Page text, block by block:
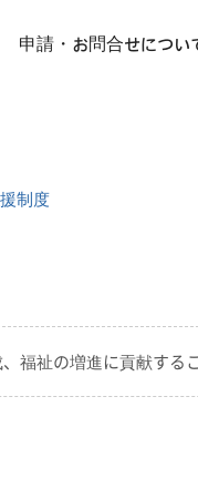
申請・お問合せについ
制度
福祉の増進に貢献する